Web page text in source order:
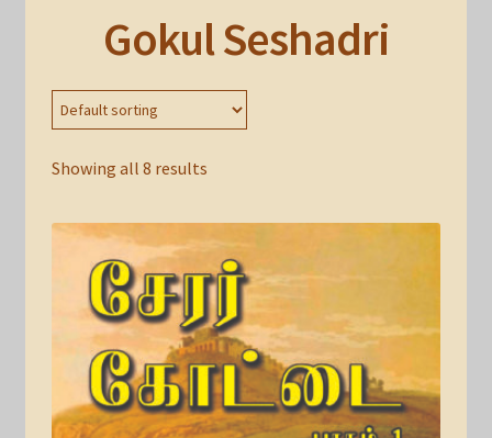
Gokul Seshadri
Showing all 8 results